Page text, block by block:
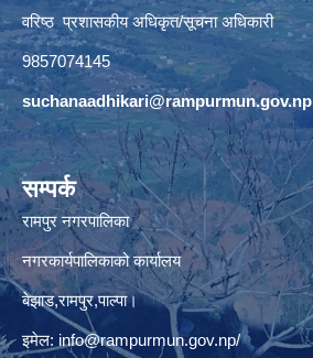
वरिष्ठ प्रशासकीय अधिकृत/सूचना अधिकारी
9857074145
suchanaadhikari@rampurmun.gov.np
सम्पर्क
रामपुर नगरपालिका
नगरकार्यपालिकाको कार्यालय
बेझाड,रामपुर,पाल्पा।
इमेल: info@rampurmun.gov.np/